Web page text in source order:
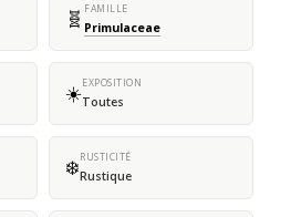
🧬 FAMILLE
Primulaceae
☀️EXPOSITION
Toutes
❄️RUSTICITÉ
Rustique